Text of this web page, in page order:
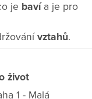
je bavía je pro
vztahů.
život
1 - Malá